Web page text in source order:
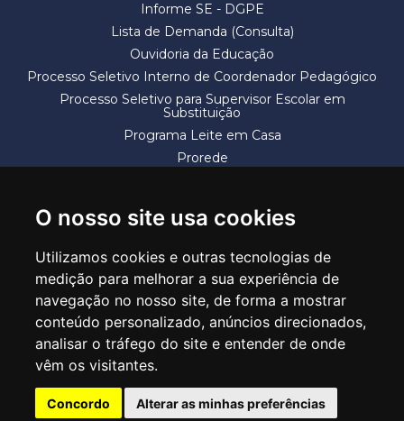
O nosso site usa cookies
Utilizamos cookies e outras tecnologias de
medição para melhorar a sua experiência de
navegação no nosso site, de forma a mostrar
conteúdo personalizado, anúncios direcionados,
analisar o tráfego do site e entender de onde
vêm os visitantes.
Concordo Alterar as minhas preferências
Informe SE - DGPE
Lista de Demanda (Consulta)
Ouvidoria da Educação
Processo Seletivo Interno de Coordenador Pedagógico
Processo Seletivo para Supervisor Escolar em
Substituição
Programa Leite em Casa
Prorede
SECRETARIA DE EDUCAÇÃO
Rua Claudino Barbosa, 313 - Macedo - Guarulhos/SP CEP 07113-040
Central de Atendimento: *55 11 2475-7300